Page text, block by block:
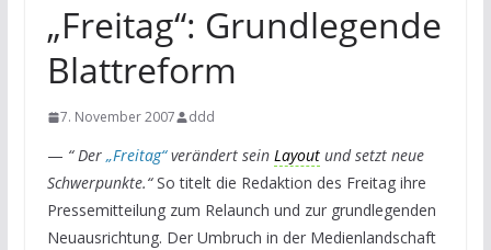
„Freitag“: Grundlegende
Blattreform
7. November 2007 ddd
— “ Der „Freitag“verändert sein Layoutund setzt neue
Schwerpunkte.“So titelt die Redaktion des Freitag ihre
Pressemitteilung zum Relaunch und zur grundlegenden
Neuausrichtung. Der Umbruch in der Medienlandschaft